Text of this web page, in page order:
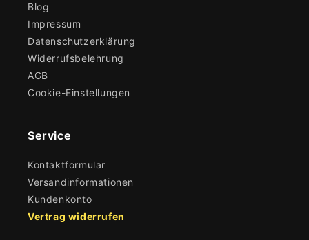
Blog
Impressum
Datenschutzerklärung
Widerrufsbelehrung
AGB
Cookie-Einstellungen
Service
Kontaktformular
Versandinformationen
Kundenkonto
Vertrag widerrufen